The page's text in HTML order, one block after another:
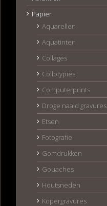
Papier
Aquarellen
Aquatinten
Collages
Collotypies
Computerprints
Droge naald gravures
Etsen
Fotografie
Gomdrukken
Gouaches
Houtsneden
Kopergravures